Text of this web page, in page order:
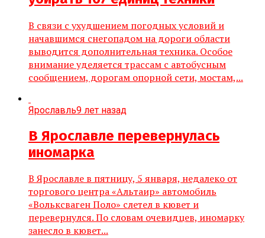
В связи с ухудшением погодных условий и
начавшимся снегопадом на дороги области
выводится дополнительная техника. Особое
внимание уделяется трассам с автобусным
сообщением, дорогам опорной сети, мостам,...
Ярославль9 лет назад
В Ярославле перевернулась
иномарка
В Ярославле в пятницу, 5 января, недалеко от
торгового центра «Альтаир» автомобиль
«Вольксваген Поло» слетел в кювет и
перевернулся. По словам очевидцев, иномарку
занесло в кювет...